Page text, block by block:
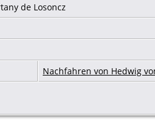
de Losoncz
Nachfahren von Hedwig